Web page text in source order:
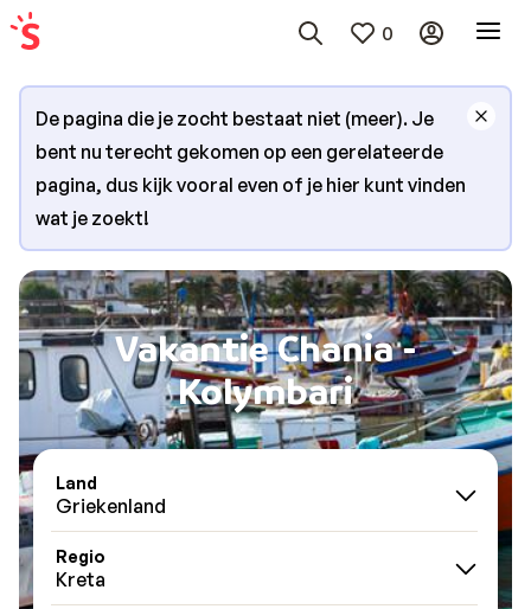
0
De pagina die je zocht bestaat niet (meer). Je
bent nu terecht gekomen op een gerelateerde
pagina, dus kijk vooral even of je hier kunt vinden
wat je zoekt!
Vakantie Chania -
Kolymbari
Land
Griekenland
Regio
Kreta